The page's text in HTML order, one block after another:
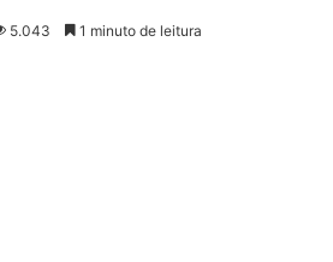
5.043 1 minuto de leitura